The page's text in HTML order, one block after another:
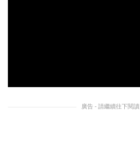
廣告 - 請繼續往下閱讀